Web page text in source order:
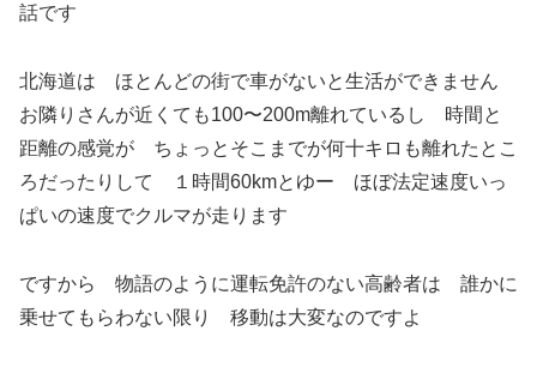
話です
北海道は ほとんどの街で車がないと生活ができません
お隣りさんが近くても100〜200m離れているし 時間と
距離の感覚が ちょっとそこまでが何十キロも離れたとこ
ろだったりして １時間60kmとゆー ほぼ法定速度いっ
ぱいの速度でクルマが走ります
ですから 物語のように運転免許のない高齢者は 誰かに
乗せてもらわない限り 移動は大変なのですよ